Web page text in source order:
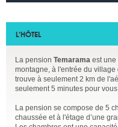
L’HÔTEL
La pension Temarama est une
montagne, à l'entrée du
trouve à seulement 2 km de
seulement 5 minutes pour
La pension se compose de 5
chaussée et à l'étage d’une